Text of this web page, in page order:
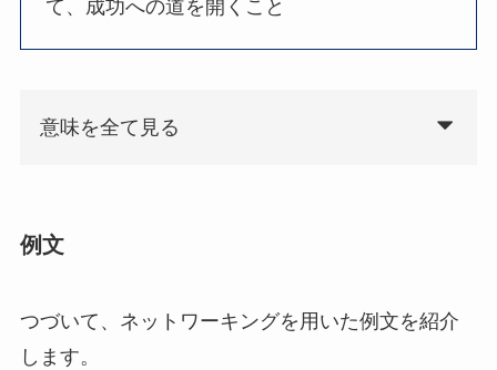
て、成功への道を開くこと
意味を全て見る
例文
つづいて、ネットワーキングを用いた例文を紹介
します。